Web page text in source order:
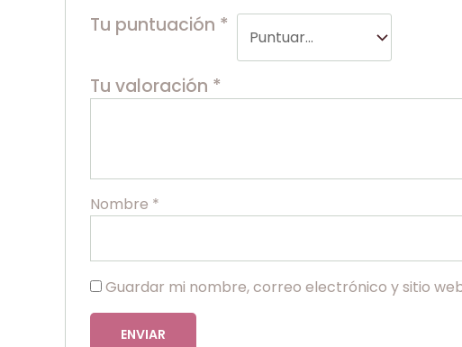
Tu puntuación *
Tu valoración *
Nombre *
Guardar mi nombre, correo electrónico y sitio